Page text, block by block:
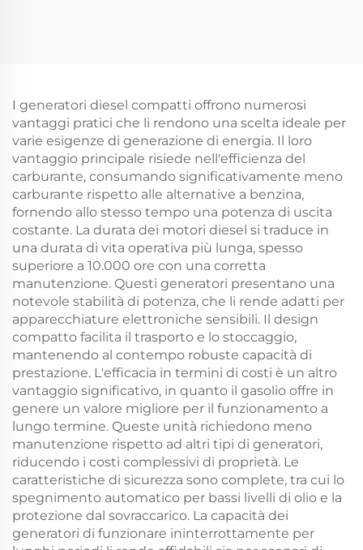
I generatori diesel compatti offrono numerosi
vantaggi pratici che li rendono una scelta ideale per
varie esigenze di generazione di energia. Il loro
vantaggio principale risiede nell'efficienza del
carburante, consumando significativamente meno
carburante rispetto alle alternative a benzina,
fornendo allo stesso tempo una potenza di uscita
costante. La durata dei motori diesel si traduce in
una durata di vita operativa più lunga, spesso
superiore a 10.000 ore con una corretta
manutenzione. Questi generatori presentano una
notevole stabilità di potenza, che li rende adatti per
apparecchiature elettroniche sensibili. Il design
compatto facilita il trasporto e lo stoccaggio,
mantenendo al contempo robuste capacità di
prestazione. L'efficacia in termini di costi è un altro
vantaggio significativo, in quanto il gasolio offre in
genere un valore migliore per il funzionamento a
lungo termine. Queste unità richiedono meno
manutenzione rispetto ad altri tipi di generatori,
riducendo i costi complessivi di proprietà. Le
caratteristiche di sicurezza sono complete, tra cui lo
spegnimento automatico per bassi livelli di olio e la
protezione dal sovraccarico. La capacità dei
generatori di funzionare ininterrottamente per